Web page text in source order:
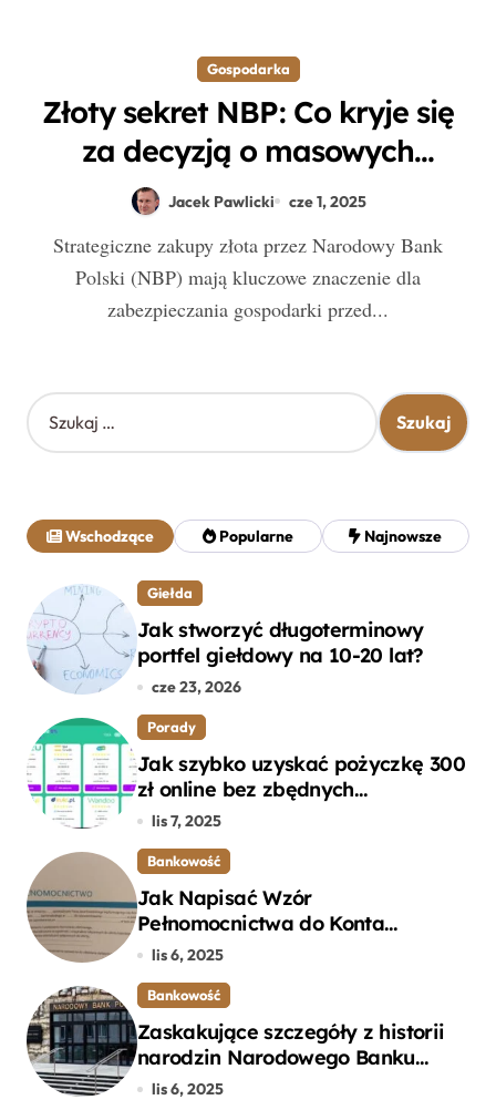
Gospodarka
Złoty sekret NBP: Co kryje się
za decyzją o masowych
zakupach złota w trudnych
Jacek Pawlicki cze 1, 2025
Strategiczne zakupy złota przez Narodowy Bank
Polski (NBP) mają kluczowe znaczenie dla
zabezpieczania gospodarki przed...
S
z
j
:
Wschodzące Popularne Najnowsze
Giełda
Jak stworzyć długoterminowy
portfel giełdowy na 10-20 lat?
cze 23, 2026
Porady
Jak szybko uzyskać pożyczkę 300
zł online bez zbędnych
formalności?
lis 7, 2025
Bankowość
Jak Napisać Wzór
Pełnomocnictwa do Konta
Bankowego – Praktyczny
lis 6, 2025
Bankowość
Zaskakujące szczegóły z historii
narodzin Narodowego Banku
Polskiego, o których mogłeś nie
lis 6, 2025